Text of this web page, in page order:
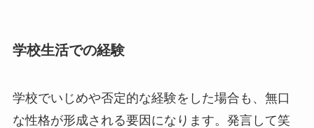
学校生活での経験
学校でいじめや否定的な経験をした場合も、無口
な性格が形成される要因になります。発言して笑